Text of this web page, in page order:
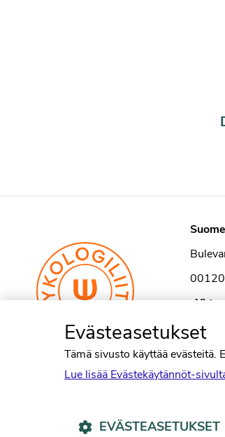
›
Evästeasetukset
Tämä sivusto käyttää evästeitä.
Lue lisää Evästekäytännöt-
EVÄSTEASETUKSET